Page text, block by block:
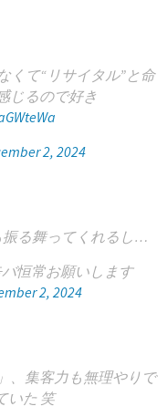
くて“リサイタル”と命
じるので好き
2, 2024
振る舞ってくれるし…
恒常お願いします
2, 2024
、集客力も無理やりで
いた 笑